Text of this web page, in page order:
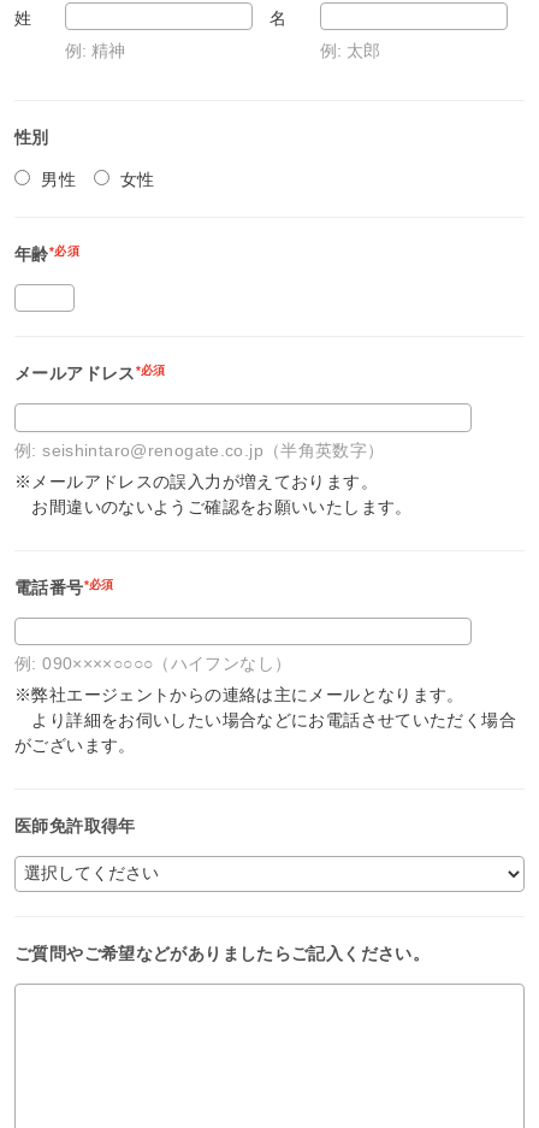
姓
例: 精神
名
例: 太郎
性別
男性 女性
年齢*必須
メールアドレス*必須
例: seishintaro@renogate.co.jp（半角英数字）
※メールアドレスの誤入力が増えております。
お間違いのないようご確認をお願いいたします。
電話番号*必須
例: 090××××○○○○（ハイフンなし）
※弊社エージェントからの連絡は主にメールとなります。
より詳細をお伺いしたい場合などにお電話させていただく場合
がございます。
医師免許取得年
ご質問やご希望などがありましたらご記入ください。